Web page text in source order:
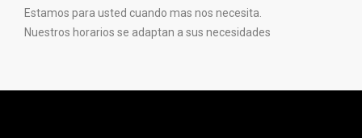
Estamos para usted cuando mas nos necesita.
Nuestros horarios se adaptan a sus necesidades